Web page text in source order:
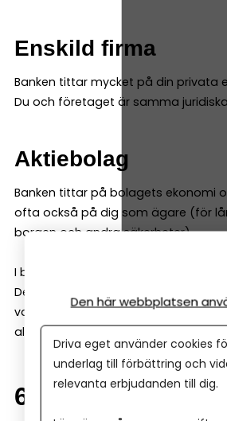
Enskild firma
Banken tittar mycket på din privata
Du och företaget är samma
Aktiebolag
Banken tittar på bolagets ekonomi
ofta också på dig som ägare (för
borgen och andra säkerheter).
I båda fallen gör banken en
Det är normalt – och inget
vara smart att jämföra fler banker,
alternativ.
6. Kan man byta
Den här webbplatsen
Driva eget använder cookies
underlag till förbättring och
relevanta erbjudanden till dig.